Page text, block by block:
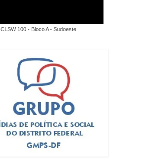
CLSW 100 - Bloco A - Sudoeste